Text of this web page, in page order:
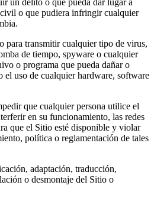
o que pudiera infringir cualquier
para transmitir cualquier tipo de virus,
de tiempo, spyware o cualquier
o programa que pueda dañar o
uso de cualquier hardware, software
que cualquier persona utilice el
en su funcionamiento, las redes
que el Sitio esté disponible y violar
política o reglamentación de tales
adaptación, traducción,
o desmontaje del Sitio o